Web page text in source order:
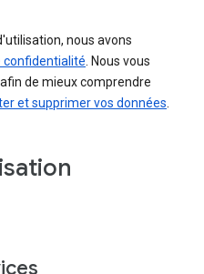
nous avons
confidentialité . Nous vous
de mieux comprendre
et supprimer vos données